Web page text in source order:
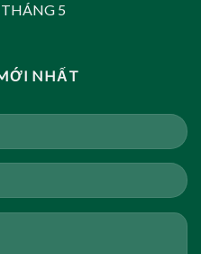
5
NHẤT